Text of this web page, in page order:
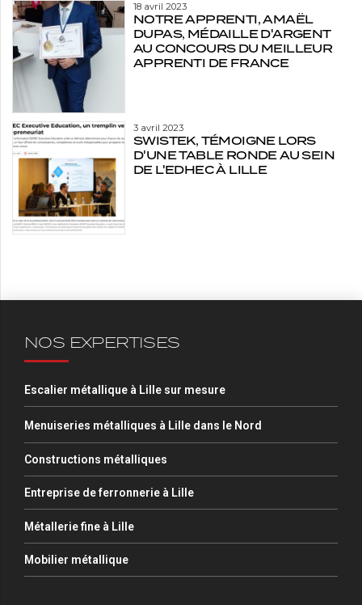
18 avril 2023
NOTRE APPRENTI, AMAËL
DUPAS, MÉDAILLE D'ARGENT
AU CONCOURS DU MEILLEUR
APPRENTI DE FRANCE
3 avril 2023
SWISTEK, TÉMOIGNE LORS
D'UNE TABLE RONDE AU SEIN
DE L'EDHEC À LILLE
NOS EXPERTISES
Escalier métallique à Lille sur mesure
Menuiseries métalliques à Lille dans le Nord
Constructions métalliques
Entreprise de ferronnerie à Lille
Métallerie fine à Lille
Mobilier métallique